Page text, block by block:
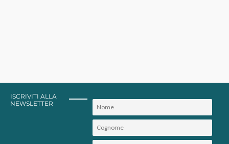
ISCRIVITI ALLA
NEWSLETTER